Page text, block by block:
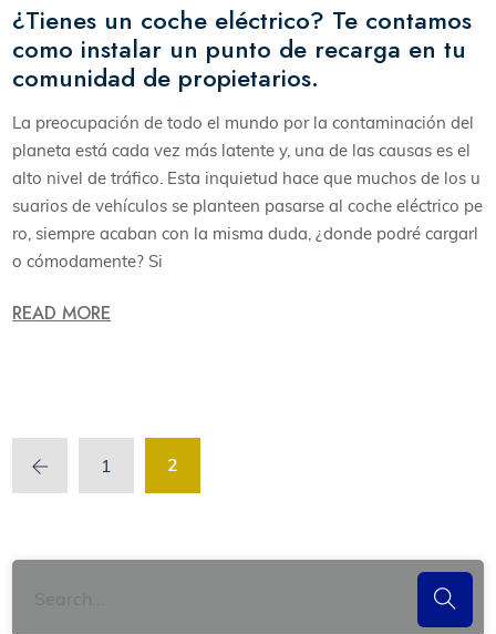
¿Tienes un coche eléctrico? Te contamos
como instalar un punto de recarga en tu
comunidad de propietarios.
La preocupación de todo el mundo por la contaminación del
planeta está cada vez más latente y, una de las causas es el
alto nivel de tráfico. Esta inquietud hace que muchos de los u
suarios de vehículos se planteen pasarse al coche eléctrico pe
ro, siempre acaban con la misma duda, ¿donde podré cargarl
o cómodamente? Si
READ MORE
1 2